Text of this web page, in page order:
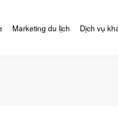
Marketing du lịch Dịch vụ